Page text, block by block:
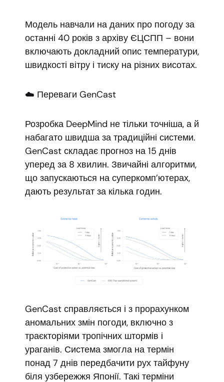
Модель навчали на даних про погоду за
останні 40 років з архіву ЄЦСПП – вони
включають докладний опис температури,
швидкості вітру і тиску на різних висотах.
☁️ Переваги GenCast
Розробка DeepMind не тільки точніша, а й
набагато швидша за традиційні системи.
GenCast складає прогноз на 15 днів
уперед за 8 хвилин. Звичайні алгоритми,
що запускаються на суперкомп’ютерах,
дають результат за кілька годин.
GenCast справляється і з прорахунком
аномальних змін погоди, включно з
траєкторіями тропічних штормів і
ураганів. Система змогла на термін
понад 7 днів передбачити рух тайфуну
біля узбережжя Японії. Такі терміни